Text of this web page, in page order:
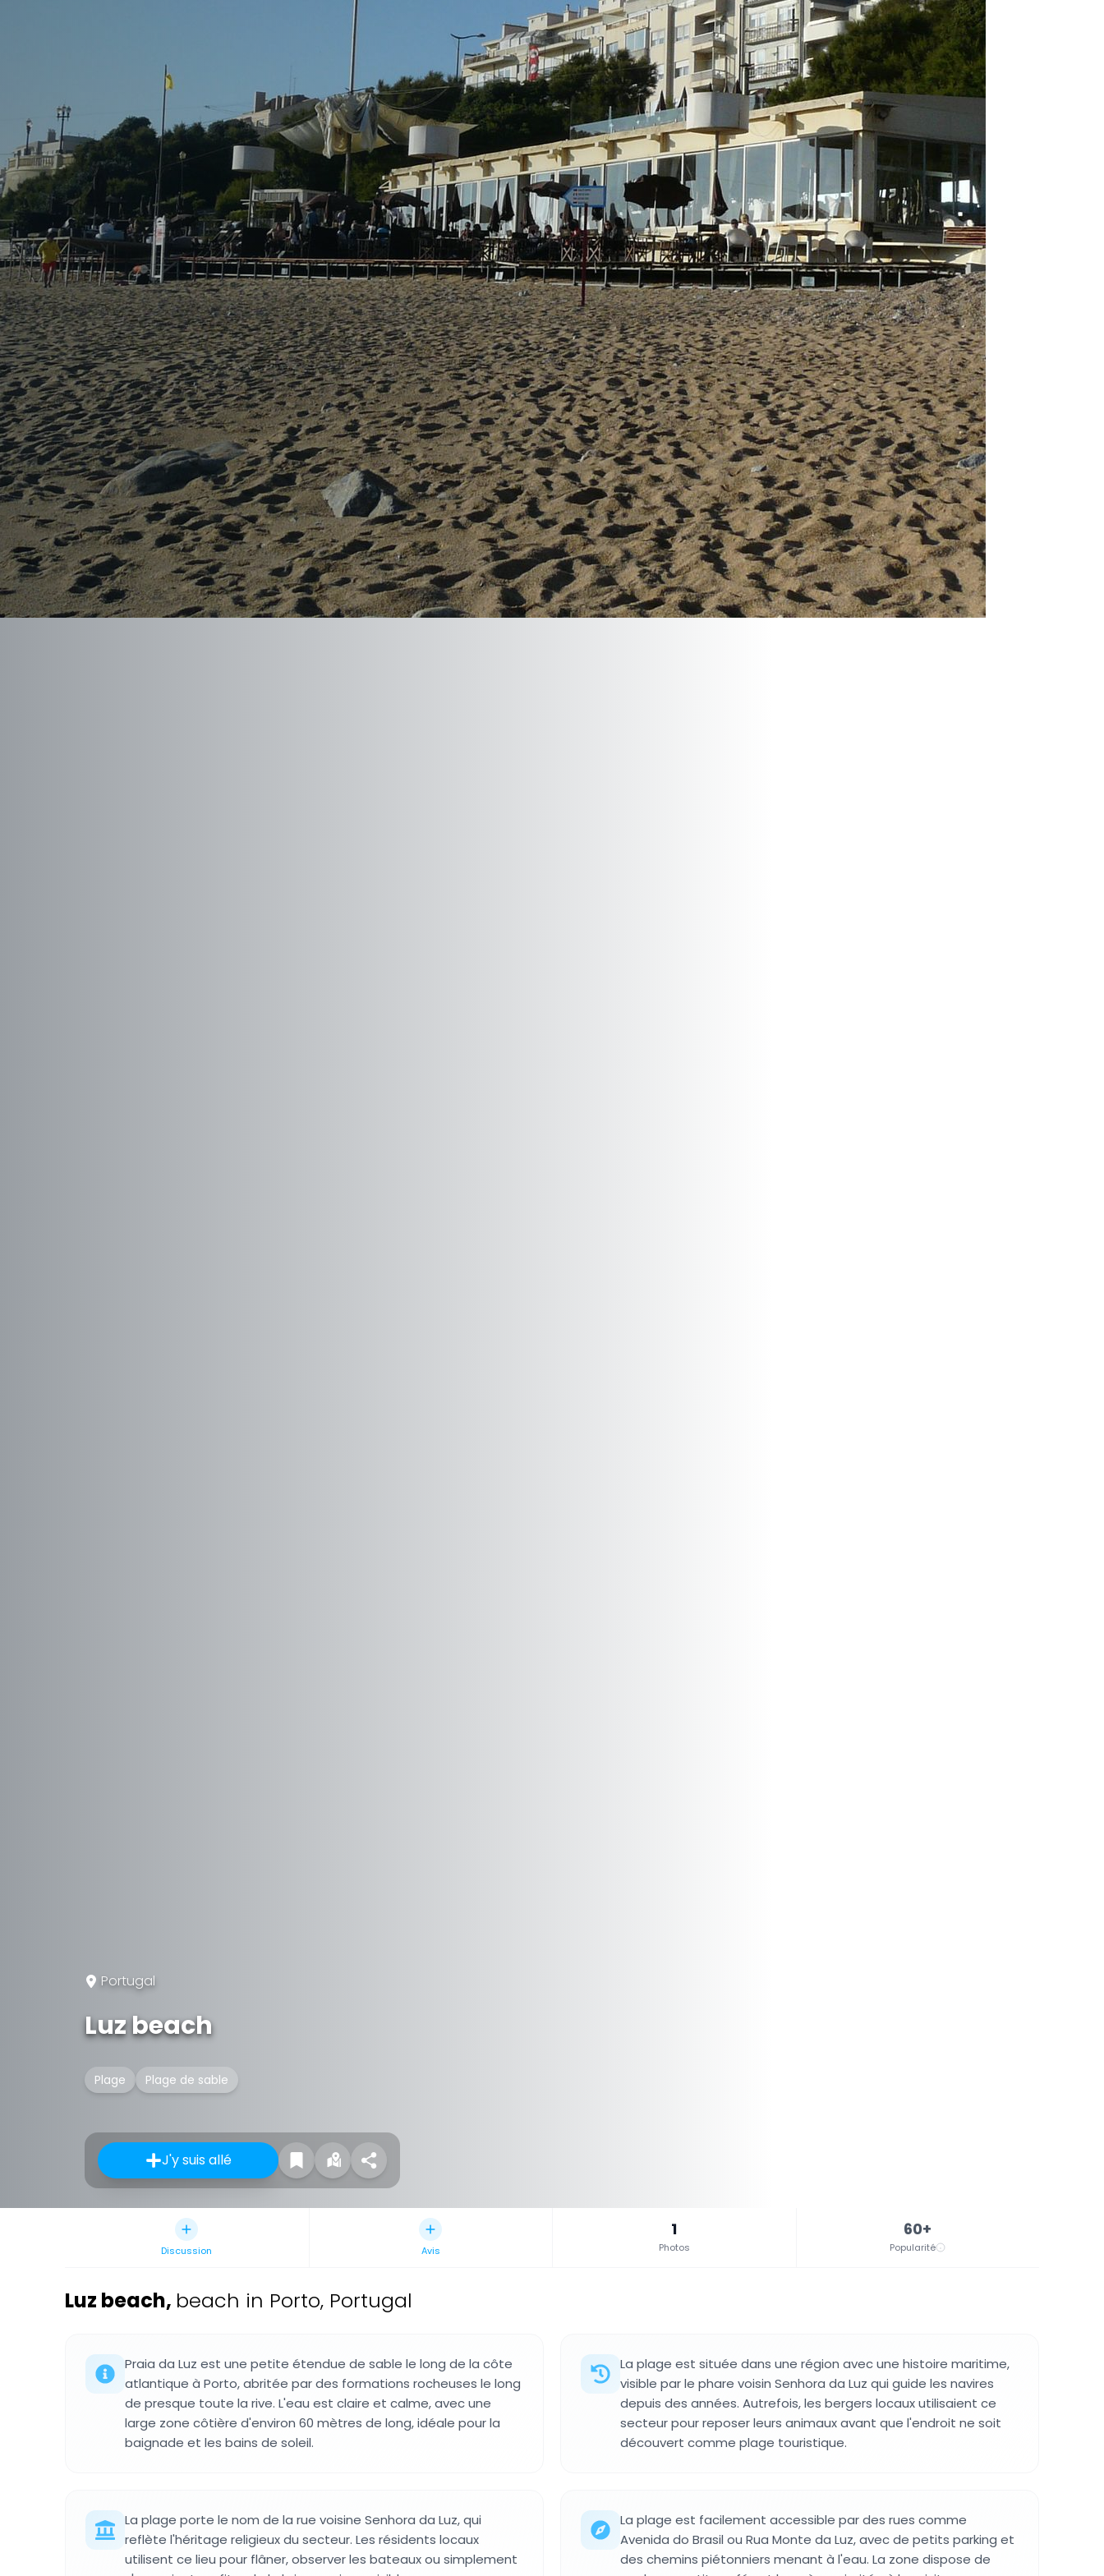
Portugal
Luz beach
Plage Plage de sable
J'y suis allé
Discussion Avis
1
Photos
60+
Popularité
Luz beach, beach in Porto, Portugal
Praia da Luz est une petite étendue de sable le long de la côte
atlantique à Porto, abritée par des formations rocheuses le long
de presque toute la rive. L'eau est claire et calme, avec une
large zone côtière d'environ 60 mètres de long, idéale pour la
baignade et les bains de soleil.
La plage est située dans une région avec une histoire maritime,
visible par le phare voisin Senhora da Luz qui guide les navires
depuis des années. Autrefois, les bergers locaux utilisaient ce
secteur pour reposer leurs animaux avant que l'endroit ne soit
découvert comme plage touristique.
La plage porte le nom de la rue voisine Senhora da Luz, qui
reflète l'héritage religieux du secteur. Les résidents locaux
utilisent ce lieu pour flâner, observer les bateaux ou simplement
La plage est facilement accessible par des rues comme
Avenida do Brasil ou Rua Monte da Luz, avec de petits parking et
des chemins piétonniers menant à l'eau. La zone dispose de